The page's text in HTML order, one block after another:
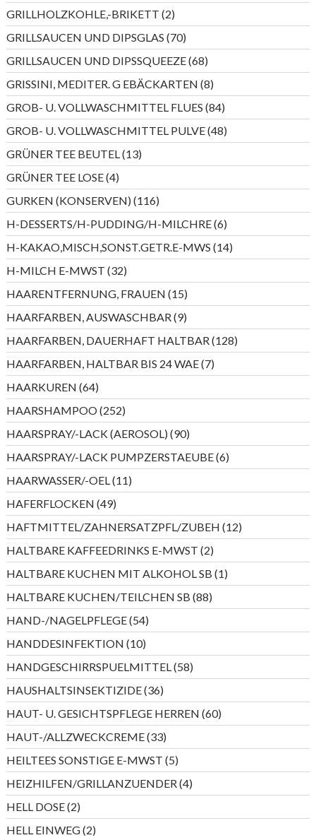
Produkte
GRILLHOLZKOHLE,-BRIKETT 22
Produkte
GRILLSAUCEN UND DIPSGLAS 7070
Produkte
GRILLSAUCEN UND DIPSSQUEEZE 6868
Produkte
GRISSINI, MEDITER. G EBÄCKARTEN 88
Produkte
GROB- U. VOLLWASCHMITTEL FLUES 8484
Produkte
GROB- U. VOLLWASCHMITTEL PULVE 4848
Produkte
GRÜNER TEE BEUTEL 1313
Produkte
GRÜNER TEE LOSE 44
Produkte
GURKEN (KONSERVEN) 116116
Produkte
H-DESSERTS/H-PUDDING/H-MILCHRE 66
Produkte
H-KAKAO,MISCH,SONST.GETR.E-MWS 1414
Produkte
H-MILCH E-MWST 3232
Produkte
HAARENTFERNUNG, FRAUEN 1515
Produkte
HAARFARBEN, AUSWASCHBAR 99
Produkte
HAARFARBEN, DAUERHAFT HALTBAR 128128
Produkte
HAARFARBEN, HALTBAR BIS 24 WAE 77
Produkte
HAARKUREN 6464
Produkte
HAARSHAMPOO 252252
Produkte
HAARSPRAY/-LACK (AEROSOL) 9090
Produkte
HAARSPRAY/-LACK PUMPZERSTAEUBE 66
Produkte
HAARWASSER/-OEL 1111
Produkte
HAFERFLOCKEN 4949
Produkte
HAFTMITTEL/ZAHNERSATZPFL/ZUBEH 1212
Produkte
HALTBARE KAFFEEDRINKS E-MWST 22
Produkte
HALTBARE KUCHEN MIT ALKOHOL SB 11
Produkt
HALTBARE KUCHEN/TEILCHEN SB 8888
Produkte
HAND-/NAGELPFLEGE 5454
Produkte
HANDDESINFEKTION 1010
Produkte
HANDGESCHIRRSPUELMITTEL 5858
Produkte
HAUSHALTSINSEKTIZIDE 3636
Produkte
HAUT- U. GESICHTSPFLEGE HERREN 6060
Produkte
HAUT-/ALLZWECKCREME 3333
Produkte
HEILTEES SONSTIGE E-MWST 55
Produkte
HEIZHILFEN/GRILLANZUENDER 44
Produkte
HELL DOSE 22
Produkte
HELL EINWEG 22